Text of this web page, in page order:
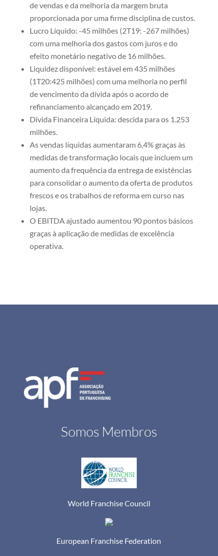
de vendas e da melhoria da margem bruta
proporcionada por uma firme disciplina de custos.
Lucro Líquido: -45 milhões (2T19: -267 milhões)
com uma melhoria dos gastos com juros e do
efeito monetário negativo de 16 milhões.
Liquidez disponível: estável em 435 milhões
(1T20:425 milhões) com uma melhoria no perfil
de vencimento da dívida após o acordo de
refinanciamento alcançado em 2019.
Dívida Financeira Líquida: descida para os 1.253
milhões.
As vendas líquidas aumentaram 6,4% graças às
medidas de transformação locais que incluem um
aumento da frequência da entrega de existências
para consolidar o aumento da oferta de produtos
frescos e os trabalhos de reforma em curso nas
lojas.
O EBITDA ajustado aumentou 90 pontos básicos
graças à aplicação de medidas de excelência
operativa.
Somos Membros
World Franchise Council
European Franchise Federation